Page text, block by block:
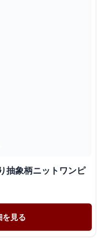
抽象柄ニットワンピ
見る